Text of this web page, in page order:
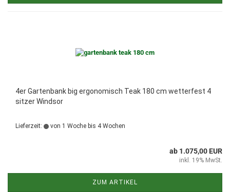
4er Gartenbank big ergonomisch Teak 180 cm wetterfest 4
sitzer Windsor
Lieferzeit: von 1 Woche bis 4 Wochen
ab 1.075,00 EUR
inkl. 19% MwSt.
ZUM ARTIKEL